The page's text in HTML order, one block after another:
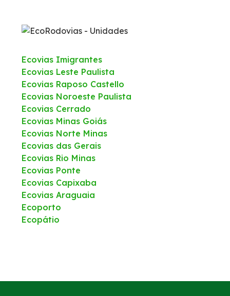
Ecovias Imigrantes
Ecovias Leste Paulista
Ecovias Raposo Castello
Ecovias Noroeste Paulista
Ecovias Cerrado
Ecovias Minas Goiás
Ecovias Norte Minas
Ecovias das Gerais
Ecovias Rio Minas
Ecovias Ponte
Ecovias Capixaba
Ecovias Araguaia
Ecoporto
Ecopátio